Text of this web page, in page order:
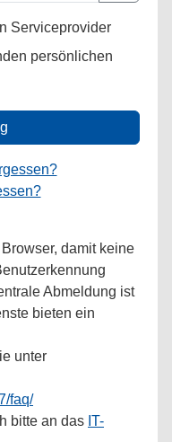
Serviceprovider
persönlichen
damit keine
Abmeldung ist
bieten ein
unter
faq/
bitte an das IT-